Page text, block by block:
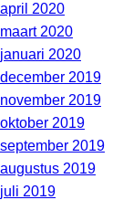
april 2020
maart 2020
januari 2020
december 2019
november 2019
oktober 2019
september 2019
augustus 2019
juli 2019